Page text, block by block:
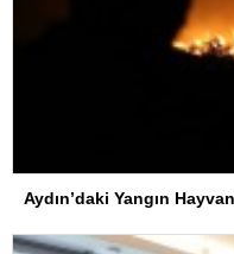
Aydın’daki Yangın